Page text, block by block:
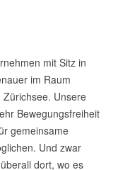
mit Sitz in
im Raum
Unsere
Bewegungsfreiheit
gemeinsame
Und zwar
dort, wo es